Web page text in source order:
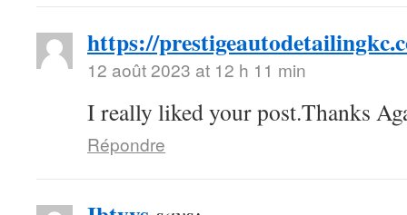
https://
12 août 2023 at 12 h 11 min
I really liked your post.Thanks
Répondre